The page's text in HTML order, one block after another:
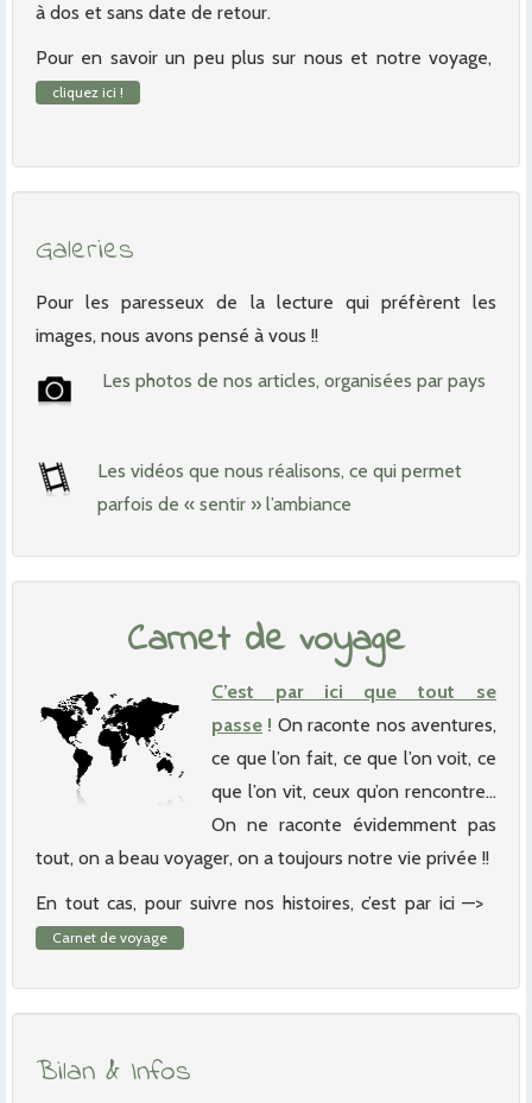
à dos et sans date de retour.
Pour en savoir un peu plus sur nous et notre voyage,
cliquez ici !
Galeries
Pour les paresseux de la lecture qui préfèrent les
images, nous avons pensé à vous !!
Les photos de nos articles, organisées par pays
Les vidéos que nous réalisons, ce qui permet
parfois de « sentir » l’ambiance
Carnet de voyage
C’est par ici que tout se
passe ! On raconte nos aventures,
ce que l’on fait, ce que l’on voit, ce
que l’on vit, ceux qu’on rencontre…
On ne raconte évidemment pas
tout, on a beau voyager, on a toujours notre vie privée !!
En tout cas, pour suivre nos histoires, c’est par ici —>
Carnet de voyage
Bilan & Infos